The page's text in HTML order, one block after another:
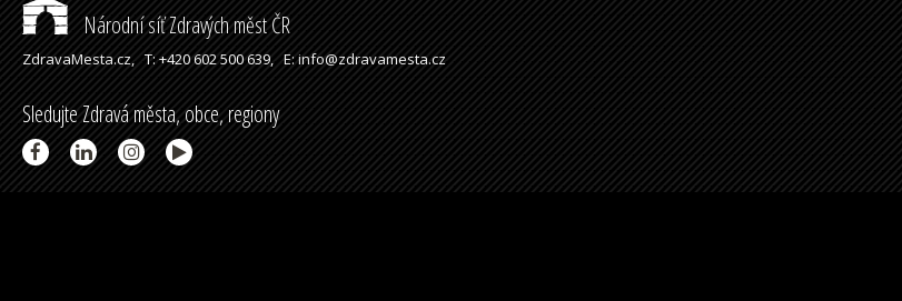
Národní síť Zdravých měst ČR
ZdravaMesta.cz,T: +420 602 500 639,E: info@zdravamesta.cz
Sledujte Zdravá města, obce, regiony